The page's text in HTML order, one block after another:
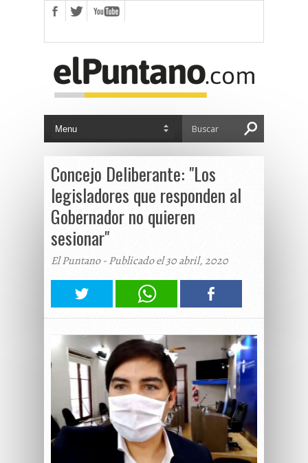
Concejo Deliberante: "Los
legisladores que responden al
Gobernador no quieren
sesionar"
El Puntano - Publicado el 30 abril, 2020